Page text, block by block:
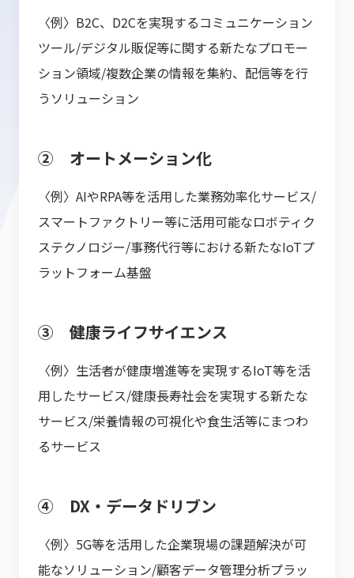
〈例〉B2C、D2Cを実現するコミュニケーション
ツール/デジタル販促等に関する新たなプロモー
ション領域/複数企業の情報を集約、配信等を行
うソリューション
② オートメーション化
〈例〉AIやRPA等を活用した業務効率化サービス/
スマートファクトリー等に活用可能なロボティク
ステクノロジー/事務代行等における新たなIoTプ
ラットフォーム基盤
③ 健康ライフサイエンス
〈例〉生活者が健康増進等を実現するIoT等を活
用したサービス/健康長寿社会を実現する新たな
サービス/栄養情報の可視化や食生活等にまつわ
るサービス
④ DX・データドリブン
〈例〉5G等を活用した企業現場の課題解決が可
能なソリューション/顧客データ管理分析プラッ